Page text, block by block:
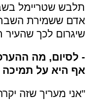
תלבש שטריימל
אדם ששמירת השבת
שיגרום לכך
- לסיום, מה
אף היא על תמיכה
"אני מעריך שזה